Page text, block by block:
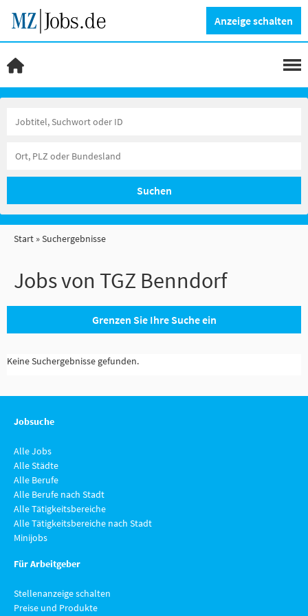
Anzeige schalten
Suchen
Start Suchergebnisse
Jobs von TGZ Benndorf
Grenzen Sie Ihre Suche ein
Keine Suchergebnisse gefunden.
Jobsuche
Alle Jobs
Alle Städte
Alle Berufe
Alle Berufe nach Stadt
Alle Tätigkeitsbereiche
Alle Tätigkeitsbereiche nach Stadt
Minijobs
Für Arbeitgeber
Stellenanzeige schalten
Preise und Produkte